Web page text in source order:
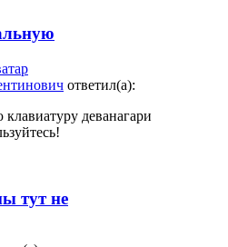
ответил(а):
деванагари
тут не